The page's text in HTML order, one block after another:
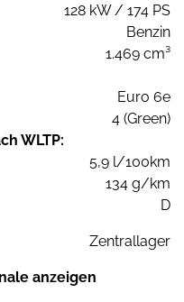
128 kW / 174 PS
Benzin
1.469 cm³
Euro 6e
4 (Green)
WLTP:
5,9 l/100km
134 g/km
D
Zentrallager
anzeigen